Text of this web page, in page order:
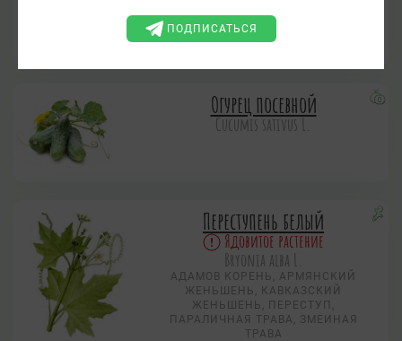
СОРОЧЬИ ГЛАЗА, СОРОЧЬИ ЯГОДЫ,
СОЛОМОНОВА ПЕЧАТЬ, ГЛУХОЙ
Огурец посевной
Cucumis sativus L.
Переступень белый
Ядовитое растение
Bryonia alba L.
АДАМОВ КОРЕНЬ, АРМЯНСКИЙ
ЖЕНЬШЕНЬ, КАВКАЗСКИЙ
ЖЕНЬШЕНЬ, ПЕРЕСТУП,
ПАРАЛИЧНАЯ ТРАВА, ЗМЕИНАЯ
ТРАВА
ПОДПИСАТЬСЯ